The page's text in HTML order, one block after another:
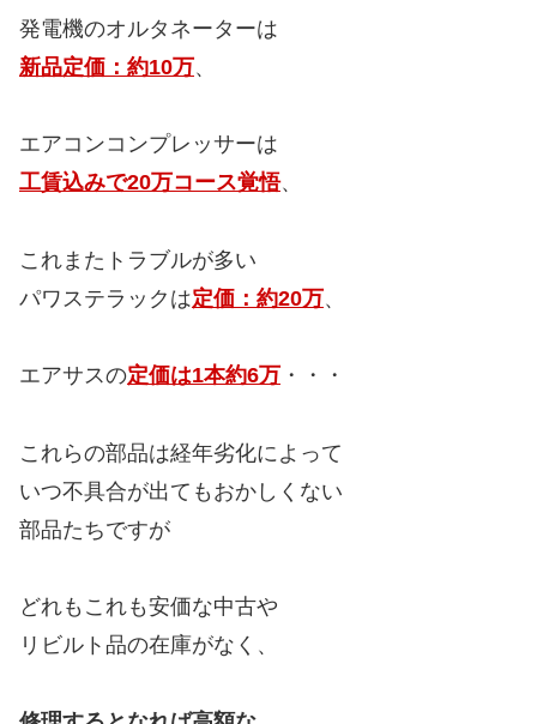
発電機のオルタネーターは
新品定価：約10万、
エアコンコンプレッサーは
工賃込みで20万コース覚悟、
これまたトラブルが多い
パワステラックは定価：約20万、
エアサスの定価は1本約6万 ・・・
これらの部品は経年劣化によって
いつ不具合が出てもおかしくない
部品たちですが
どれもこれも安価な中古や
リビルト品の在庫がなく、